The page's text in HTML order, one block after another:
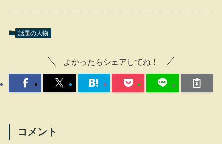
話題の人物
よかったらシェアしてね！
コメント